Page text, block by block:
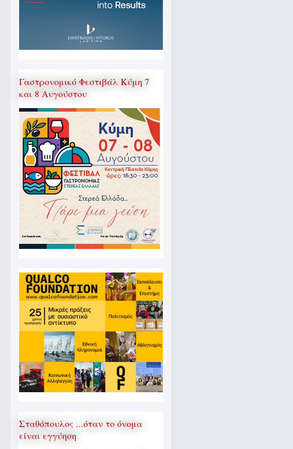
Γαστρονομικό Φεστιβάλ Κύμη 7
και 8 Αυγούστου
Σταθόπουλος ...όταν το όνομα
είναι εγγύηση